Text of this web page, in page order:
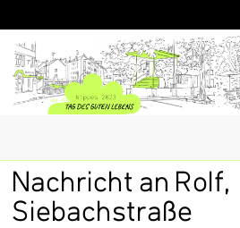
Nachricht an Rolf,
Siebachstraße